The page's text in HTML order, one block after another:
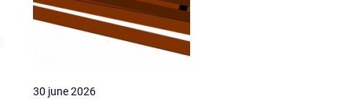
30 june 2026